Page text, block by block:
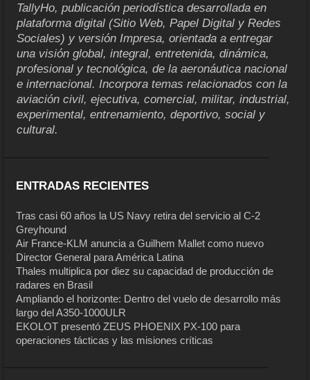
TallyHo, publicación periodística desarrollada en
plataforma digital (Sitio Web, Papel Digital y Redes
Sociales) y versión Impresa, orientada a entregar
una visión global, integral, entretenida, dinámica,
profesional y tecnológica, de la aeronáutica nacional
e internacional. Incorpora temas relacionados con la
aviación civil, ejecutiva, comercial, militar, industrial,
experimental, entrenamiento, deportivo, social y
cultural.
ENTRADAS RECIENTES
Tras casi 60 años la US Navy retira del servicio al C-2
Greyhound
Air France-KLM anuncia a Guilhem Mallet como nuevo
Director General para América Latina
Thales multiplica por diez su capacidad de producción de
radares en Brasil
Ampliando el horizonte: Dentro del vuelo de desarrollo más
largo del A350-1000ULR
EKOLOT presentó ZEUS PHOENIX PX-100 para
operaciones tácticas y las misiones críticas